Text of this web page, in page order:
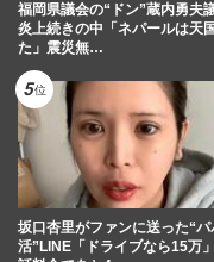
福岡県議会の“ドン”蔵内勇夫議
炎上続きの中「ネパールは天
た」震災無…
坂口杏里がファンに送った“パ
活”LINE「ドライブなら15万